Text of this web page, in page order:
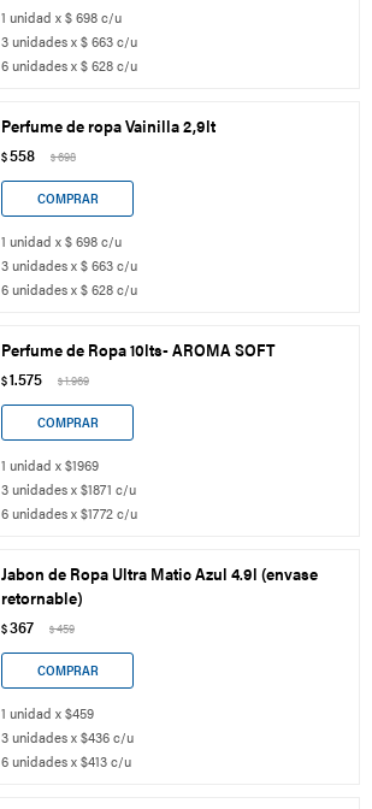
1 unidad x $ 698 c/u
3 unidades x $ 663 c/u
6 unidades x $ 628 c/u
Perfume de ropa Vainilla 2,9lt
$558 $698
1 unidad x $ 698 c/u
3 unidades x $ 663 c/u
6 unidades x $ 628 c/u
Perfume de Ropa 10lts- AROMA SOFT
$1.575 $1.969
1 unidad x $1969
3 unidades x $1871 c/u
6 unidades x $1772 c/u
Jabon de Ropa Ultra Matic Azul 4.9l (envase
retornable)
$367 $459
1 unidad x $459
3 unidades x $436 c/u
6 unidades x $413 c/u